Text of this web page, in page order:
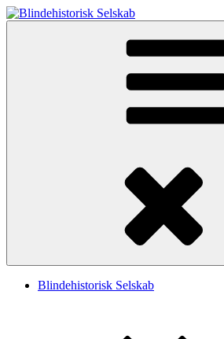
Videre
til
Velkommen til Blindehistorisk Selskab.
Blindehistorisk Selskab